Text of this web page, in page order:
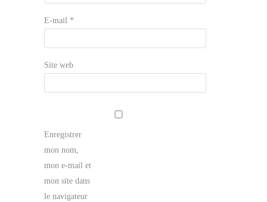
E-mail *
Site web
Enregistrer
mon nom,
mon e-mail et
mon site dans
le navigateur